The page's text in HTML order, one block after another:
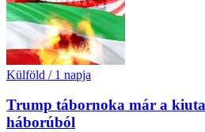
Külföld / 1 napja
Trump tábornoka már a
háborúból